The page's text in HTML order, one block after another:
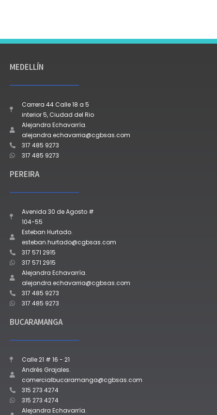
MEDELLÍN
Carrera 44 Calle 18 a 5
interior 5, Ciudad del Rio
Alejandra Echavarría.
alejandra.echavarria@cgbsas.com
317 485 9273
317 485 9273
PEREIRA
Avenida 30 de Agosto #
104-55
Esteban Hurtado.
esteban.hurtado@cgbsas.com
317 571 2915
317 571 2915
Alejandra Echavarría.
alejandra.echavarria@cgbsas.com
317 485 9273
317 485 9273
BUCARAMANGA
Calle 21 # 16 - 21
Andrés Grajales.
comercialbucaramanga@cgbsas.com
315 273 4274
315 273 4274
Alejandra Echavarría.